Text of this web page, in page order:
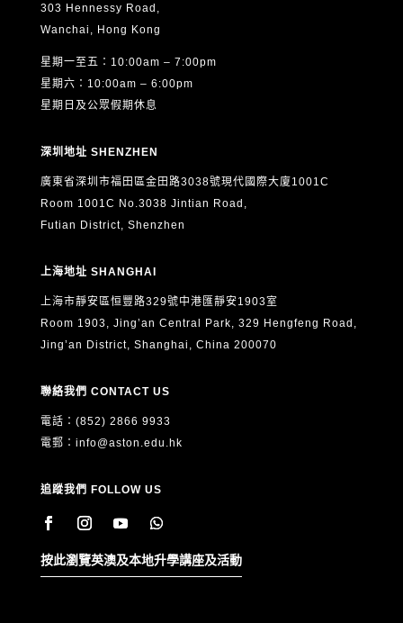
303 Hennessy Road,
Wanchai, Hong Kong
星期一至五：10:00am – 7:00pm
星期六：10:00am – 6:00pm
星期日及公眾假期休息
深圳地址 SHENZHEN
廣東省深圳市福田區金田路3038號現代國際大廈1001C
Room 1001C No.3038 Jintian Road,
Futian District, Shenzhen
上海地址 SHANGHAI
上海市靜安區恒豐路329號中港匯靜安1903室
Room 1903, Jing’an Central Park, 329 Hengfeng Road,
Jing’an District, Shanghai, China 200070
聯絡我們 CONTACT US
電話：(852) 2866 9933
電郵： info@aston.edu.hk
追蹤我們 FOLLOW US
按此瀏覽英澳及本地升學講座及活動